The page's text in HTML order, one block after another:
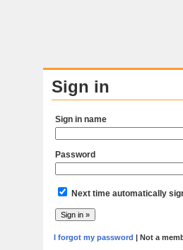
Sign in
Sign in name
Password
Next time automatically
I forgot my password | Not a